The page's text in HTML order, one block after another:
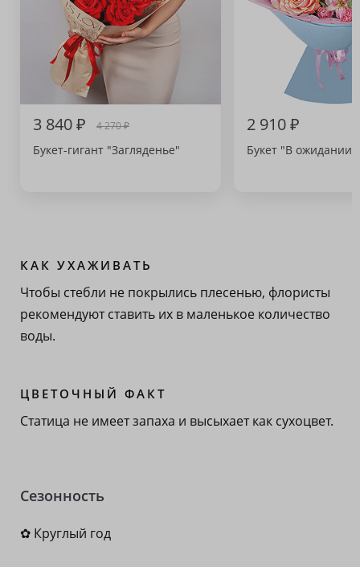
3 840 ₽ 4 270 ₽
Букет-гигант "Загляденье"
2 910 ₽
Букет "В ожидании
КАК УХАЖИВАТЬ
Чтобы стебли не покрылись плесенью, флористы
рекомендуют ставить их в маленькое количество
воды.
ЦВЕТОЧНЫЙ ФАКТ
Статица не имеет запаха и высыхает как сухоцвет.
Сезонность
✿ Круглый год